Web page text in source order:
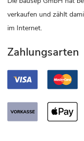
verkaufen und zählt
im Internet.
Zahlungsarten